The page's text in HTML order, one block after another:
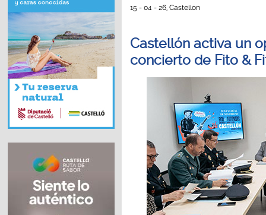
15 - 04 - 26, Castellón
Castellón activa un
concierto de Fito &